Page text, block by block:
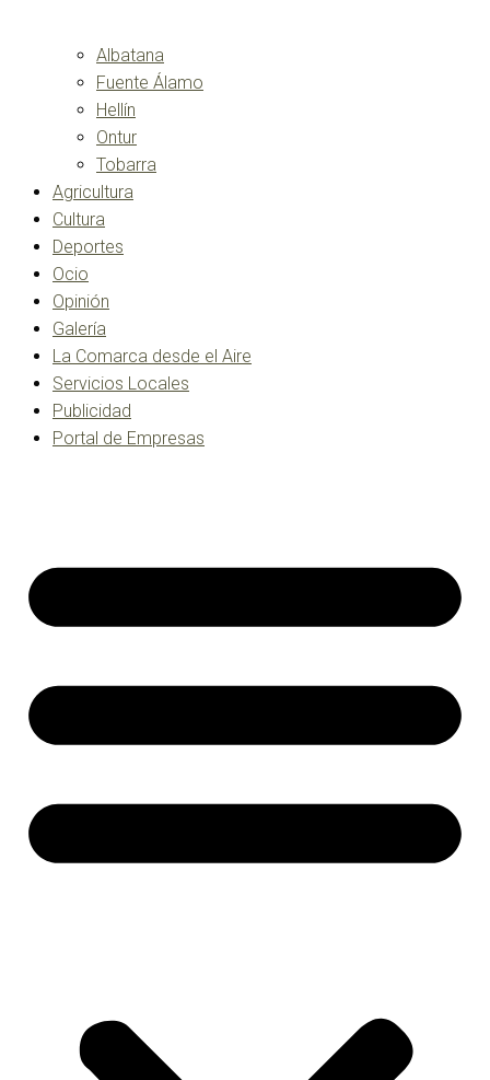
Albatana
Fuente Álamo
Hellín
Ontur
Tobarra
Agricultura
Cultura
Deportes
Ocio
Opinión
Galería
La Comarca desde el Aire
Servicios Locales
Publicidad
Portal de Empresas